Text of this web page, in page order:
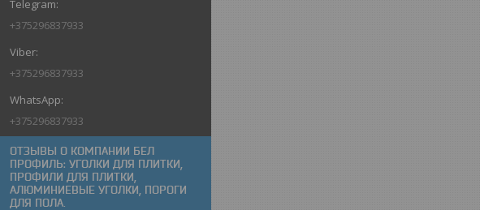
+375296837933
+375296837933
+375296837933
ОТЗЫВЫ О КОМПАНИИ БЕЛ
ПРОФИЛЬ: УГОЛКИ ДЛЯ ПЛИТКИ,
ПРОФИЛИ ДЛЯ ПЛИТКИ,
АЛЮМИНИЕВЫЕ УГОЛКИ, ПОРОГИ
ДЛЯ ПОЛА.